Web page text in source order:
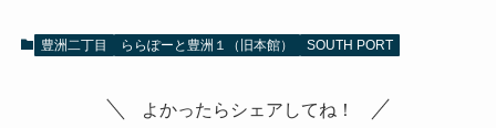
豊洲二丁目 ららぽーと豊洲１（旧本館） SOUTH PORT
よかったらシェアしてね！